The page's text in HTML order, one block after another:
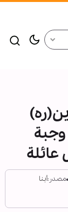
عائلة
مصدر:أبنا